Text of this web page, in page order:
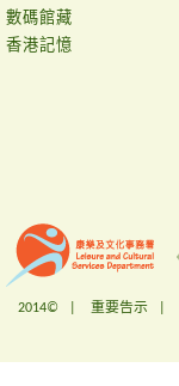
數碼館藏
香港記憶
2014© | 重要告示